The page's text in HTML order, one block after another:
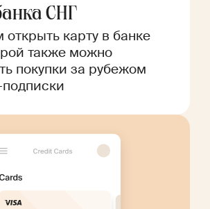
СНГ
карту в банке
также можно
покупки за рубежом